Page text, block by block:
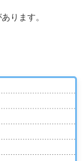
ります。